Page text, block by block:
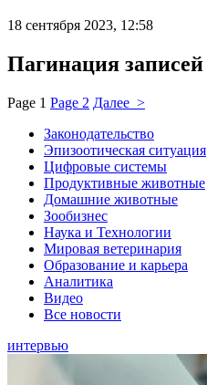
18 сентября 2023, 12:58
Пагинация записей
Page 1 Page 2 Далее >
Законодательство
Эпизоотическая ситуация
Цифровые системы
Продуктивные животные
Домашние животные
Зообизнес
Наука и Технологии
Мировая ветеринария
Образование и карьера
Аналитика
Видео
Все новости
интервью